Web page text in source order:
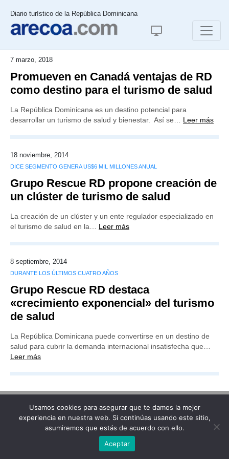
Diario turístico de la República Dominicana
7 marzo, 2018
Promueven en Canadá ventajas de RD
como destino para el turismo de salud
La República Dominicana es un destino potencial para
desarrollar un turismo de salud y bienestar. Así se… Leer más
18 noviembre, 2014
DICE SEGMENTO GENERA US$6 MIL MILLONES ANUAL
Grupo Rescue RD propone creación de
un clúster de turismo de salud
La creación de un clúster y un ente regulador especializado en
el turismo de salud en la… Leer más
8 septiembre, 2014
DURANTE LOS ÚLTIMOS CUATRO AÑOS
Grupo Rescue RD destaca
«crecimiento exponencial» del turismo
de salud
La República Dominicana puede convertirse en un destino de
salud para cubrir la demanda internacional insatisfecha que…
Leer más
Usamos cookies para asegurar que te damos la mejor
experiencia en nuestra web. Si continúas usando este sitio,
asumiremos que estás de acuerdo con ello.
Aceptar
Publicidad Redacción Contacto
Advertencia legal
Grupo Preferente